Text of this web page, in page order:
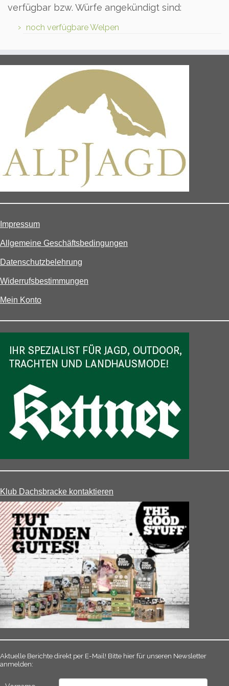
verfügbar bzw. Würfe angekündigt sind:
noch verfügbare Welpen
Impressum
Allgemeine Geschäftsbedingungen
Datenschutzbelehrung
Widerrufsbestimmungen
Mein Konto
Klub Dachsbracke kontaktieren
Aktuelle Berichte direkt per E-Mail! Bitte hier für unseren Newsletter
anmelden: